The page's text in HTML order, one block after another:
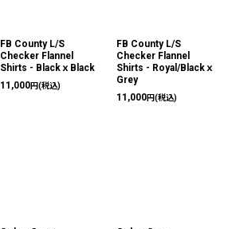
FB County L/S
Checker Flannel
Shirts - BlackｘBlack
11,000円(税込)
FB County L/S
Checker Flannel
Shirts - Royal/Blackｘ
Grey
11,000円(税込)